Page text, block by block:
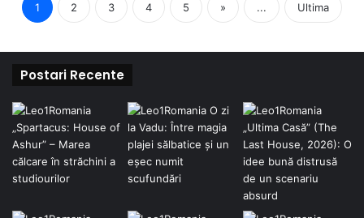
1 2 3 4 5 » ... Ultima
Postari Recente